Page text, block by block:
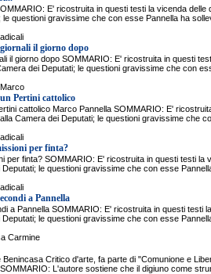
E' ricostruita in questi testi la vicenda delle
le questioni gravissime che con esse Pannella ha
il giorno dopo
il giorno dopo SOMMARIO: E' ricostruita in questi
dei Deputati; le questioni gravissime che con
Pertini cattolico
cattolico Marco Pannella SOMMARIO: E'
Camera dei Deputati; le questioni gravissime che
per finta?
per finta? SOMMARIO: E' ricostruita in questi testi la
le questioni gravissime che con esse
a Pannella
a Pannella SOMMARIO: E' ricostruita in questi testi
le questioni gravissime che con esse
Carmine
Critico d'arte, fa parte di "Comunione e
L'autore sostiene che il digiuno come